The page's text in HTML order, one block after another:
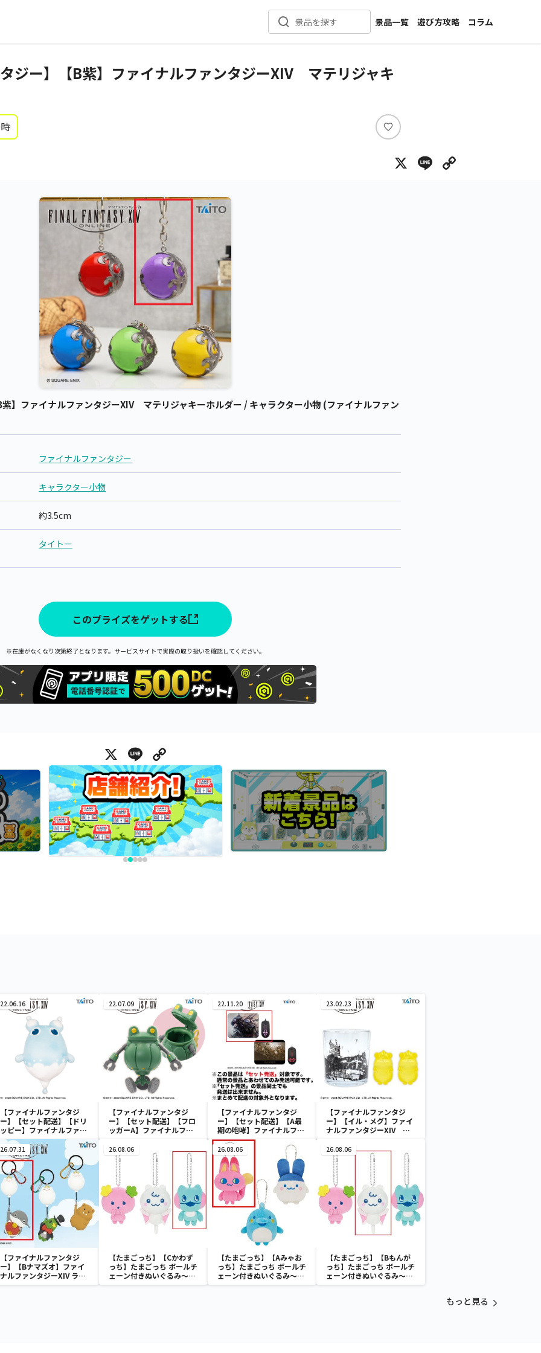
景品を探す
景品一覧
新着景品
カテゴリ一覧
遊び方攻略
コラム
インタビュー
ジー】【B紫】ファイナルファンタジーXIV マテリジャキ
い
ね
X Line
】ファイナルファンタジーXIV マテリジャキーホルダー / キャラクター小物 (ファイナルファン
ファイナルファンタジー
キャラクター小物
約3.5cm
タイトー
このプライズをゲットする
※在庫がなくなり次第終了となります。サービスサイトで実際の取り扱いを確認してください。
X Line
22.06.16
【ファイナルファンタジ
ー】【セット配送】【ドリ
ッピー】ファイナルファン
タジーXIV ぬいぐるみ
ドリッピー
22.07.09
【ファイナルファンタジ
ー】【セット配送】【フロ
ッガーA】ファイナルファ
の卓上ケース
22.11.20
【ファイナルファンタジ
ー】【セット配送】【A最
期の咆哮】ファイナルファ
ンタジーXIV 光るマウス＆
マウスパッド vol.3
23.02.23
【ファイナルファンタジ
ー】【イル・メグ】ファイ
ナルファンタジーXIV グ
ト
26.07.31
【ファイナルファンタジ
ー】【Bナマズオ】ファイ
ナルファンタジーXIV ラバ
ーマスコットキーホルダー
26.08.06
【たまごっち】【Cかわず
っち】たまごっち ボールチ
ェーン付きぬいぐるみ～
Tamagotchi Paradise～
26.08.06
【たまごっち】【Aみゃお
っち】たまごっち ボールチ
ェーン付きぬいぐるみ～
Tamagotchi Paradise～
26.08.06
【たまごっち】【Bもんが
っち】たまごっち ボールチ
ェーン付きぬいぐるみ～
Tamagotchi Paradise～
もっと見る